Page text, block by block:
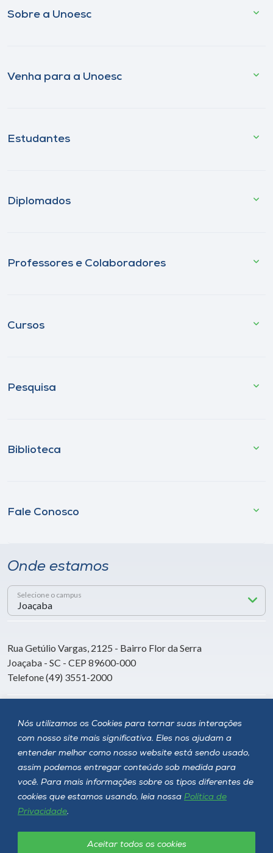
Nós utilizamos os Cookies para tornar suas interações
com nosso site mais significativa. Eles nos ajudam a
entender melhor como nosso website está sendo usado,
assim podemos entregar conteúdo sob medida para
você. Para mais informações sobre os tipos diferentes de
cookies que estamos usando, leia nossa Política de
Privacidade.
Aceitar todos os cookies
Sobre a Unoesc
Venha para a Unoesc
Estudantes
Diplomados
Professores e Colaboradores
Cursos
Pesquisa
Biblioteca
Fale Conosco
Onde estamos
Selecione o campus
Rua Getúlio Vargas, 2125 - Bairro Flor da Serra
Joaçaba - SC - CEP 89600-000
Telefone (49) 3551-2000
Siga a Unoesc